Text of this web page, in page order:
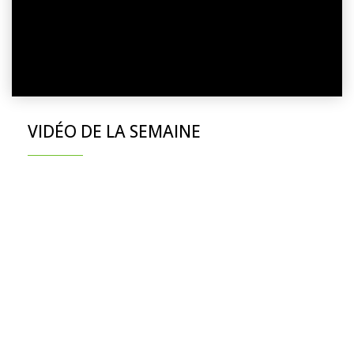
VIDÉO DE LA SEMAINE